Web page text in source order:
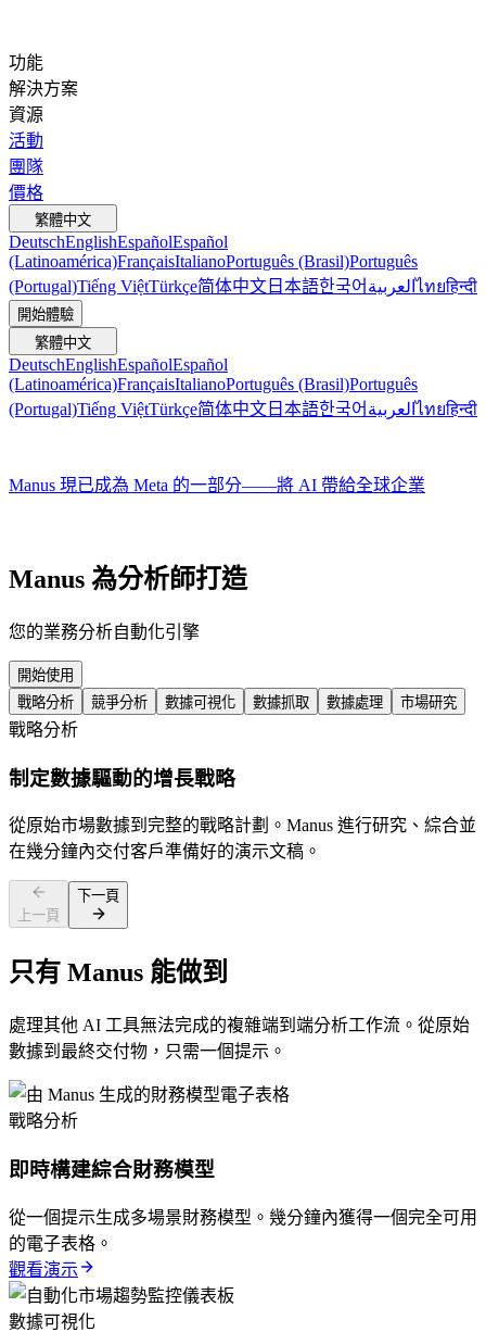
功能
解決方案
資源
活動
團隊
價格
繁體中文
DeutschEnglishEspañolEspañol
(Latinoamérica)FrançaisItalianoPortuguês (Brasil)Português
(Portugal)Tiếng ViệtTürkçe简体中文 日本語한국어 العربيةไทยहिन्दी
開始體驗
繁體中文
DeutschEnglishEspañolEspañol
(Latinoamérica)FrançaisItalianoPortuguês (Brasil)Português
(Portugal)Tiếng ViệtTürkçe简体中文 日本語한국어 العربيةไทยहिन्दी
Manus 現已成為 Meta 的一部分——將 AI 帶給全球企業
Manus 為分析師打造
您的業務分析自動化引擎
開始使用
戰略分析
競爭分析 數據可視化 數據抓取 數據處理 市場研究
戰略分析
制定數據驅動的增長戰略
從原始市場數據到完整的戰略計劃。Manus 進行研究、綜合並
在幾分鐘內交付客戶準備好的演示文稿。
上一頁
下一頁
只有 Manus 能做到
處理其他 AI 工具無法完成的複雜端到端分析工作流。從原始
數據到最終交付物，只需一個提示。
戰略分析
即時構建綜合財務模型
從一個提示生成多場景財務模型。幾分鐘內獲得一個完全可用
的電子表格。
觀看演示
數據可視化